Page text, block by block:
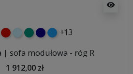
visibility
czerwony
błękitnyturkusowy
granatowy
niebieski
+13
| sofa modułowa - róg R
1 912,00 zł